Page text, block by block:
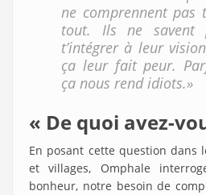
ne comprennent pas
tout. Ils ne savent
t’intégrer à leur
ça leur fait peur.
ça nous rend idiots.​»
« De quoi avez-
En posant cette question dans
et villages, Omphale
bonheur, notre besoin de